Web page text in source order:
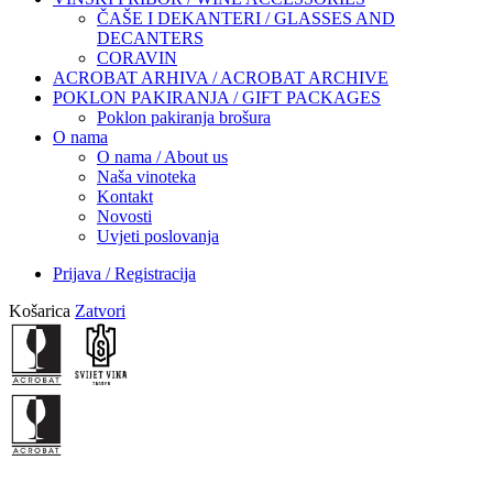
ČAŠE I DEKANTERI / GLASSES AND
DECANTERS
CORAVIN
ACROBAT ARHIVA / ACROBAT ARCHIVE
POKLON PAKIRANJA / GIFT PACKAGES
Poklon pakiranja brošura
O nama
O nama / About us
Naša vinoteka
Kontakt
Novosti
Uvjeti poslovanja
Prijava / Registracija
Košarica Zatvori